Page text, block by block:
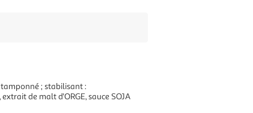
tamponné ; stabilisant :
de malt d'ORGE, sauce SOJA